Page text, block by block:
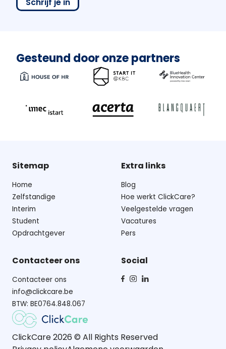
Gesteund door onze partners
Sitemap
Home
Zelfstandige
Interim
Student
Opdrachtgever
Extra links
Blog
Hoe werkt ClickCare?
Veelgestelde vragen
Vacatures
Pers
Contacteer ons
Contacteer ons
info@clickcare.be
BTW: BE0764.848.067
Social
ClickCare 2026 © All Rights Reserved